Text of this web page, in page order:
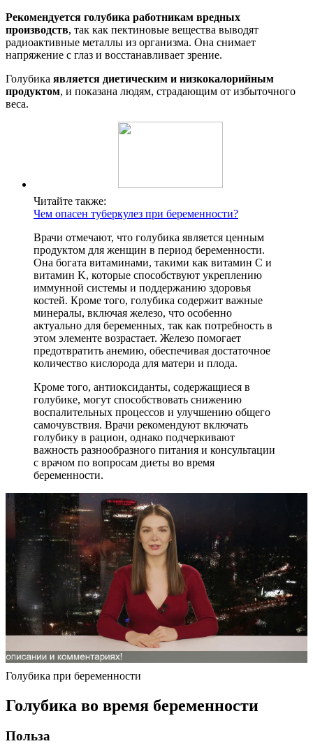
Рекомендуется голубика работникам вредных
производств, так как пектиновые вещества выводят
радиоактивные металлы из организма. Она снимает
напряжение с глаз и восстанавливает зрение.
Голубика является диетическим и низкокалорийным
продуктом, и показана людям, страдающим от избыточного
веса.
Читайте также:
Чем опасен туберкулез при беременности?
Врачи отмечают, что голубика является ценным
продуктом для женщин в период беременности.
Она богата витаминами, такими как витамин C и
витамин K, которые способствуют укреплению
иммунной системы и поддержанию здоровья
костей. Кроме того, голубика содержит важные
минералы, включая железо, что особенно
актуально для беременных, так как потребность в
этом элементе возрастает. Железо помогает
предотвратить анемию, обеспечивая достаточное
количество кислорода для матери и плода.
Кроме того, антиоксиданты, содержащиеся в
голубике, могут способствовать снижению
воспалительных процессов и улучшению общего
самочувствия. Врачи рекомендуют включать
голубику в рацион, однако подчеркивают
важность разнообразного питания и консультации
с врачом по вопросам диеты во время
беременности.
Голубика при беременности
Голубика во время беременности
Польза